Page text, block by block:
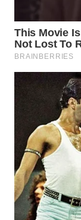
UTARA
WN
PADANG
LAWAS
WN
SUMEDANG
WN
CIANJUR